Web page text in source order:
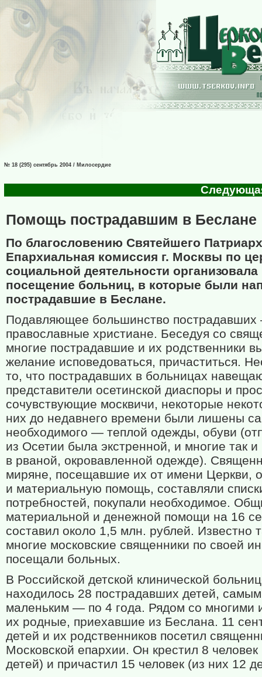
№ 18 (295) сентябрь 2004 / Милосердие
Помощь пострадавшим в Беслане
По благословению Святейшего
Епархиальная комиссия г. Москвы по
социальной деятельности организовала
посещение больниц, в которые были
пострадавшие в Беслане.
Подавляющее большинство
православные христиане. Беседуя со
многие пострадавшие и их родственники
желание исповедоваться, причаститься.
то, что пострадавших в больницах
представители осетинской диаспоры и
сочувствующие москвичи, некоторые
них до недавнего времени были лишены
необходимого — теплой одежды, обуви
из Осетии была экстренной, и многие так
в рваной, окровавленной одежде).
миряне, посещавшие их от имени Церкви,
и материальную помощь, составляли
потребностей, покупали необходимое.
материальной и денежной помощи на 16
составил около 1,5 млн. рублей. Известно
многие московские священники по своей
посещали больных.
В Российской детской клинической
находилось 28 пострадавших детей, самым
маленьким — по 4 года. Рядом со многими
их родные, приехавшие из Беслана. 11
детей и их родственников посетил
Московской епархии. Он крестил 8 человек
детей) и причастил 15 человек (из них 12